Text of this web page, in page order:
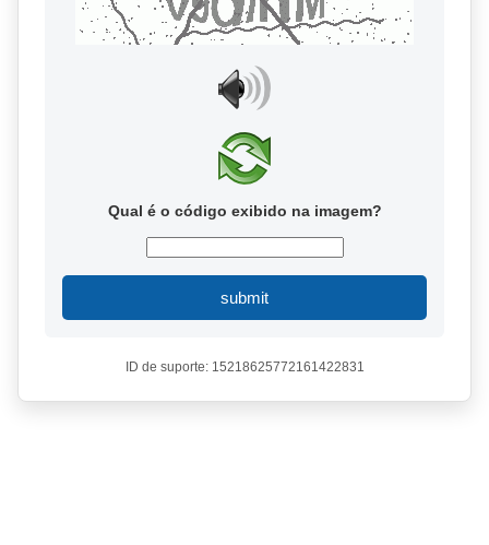
Qual é o código exibido na imagem?
submit
ID de suporte: 15218625772161422831